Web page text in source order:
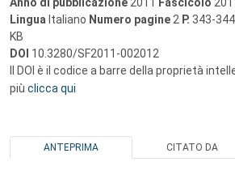
Lingua Italiano Numero pagine 2 P. 343-344
KB
DOI 10.3280/SF2011-002012
Il DOI è il codice a barre della proprietà
più clicca qui
ANTEPRIMA CITATO DA